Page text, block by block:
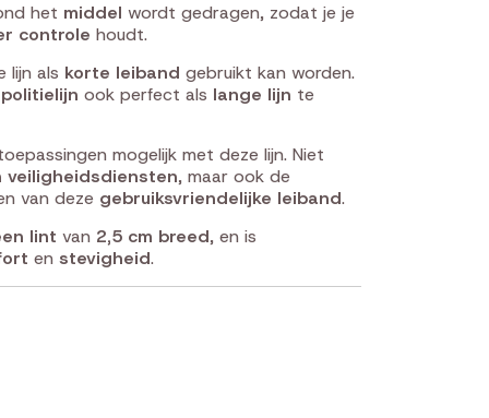
het middel wordt gedragen, zodat je je
controle houdt.
lijn als korte leiband gebruikt kan worden.
ook perfect als lange lijn te
mogelijk met deze lijn. Niet
veiligheidsdiensten, maar ook de
van deze gebruiksvriendelijke leiband.
lint van 2,5 cm breed, en is
en stevigheid.